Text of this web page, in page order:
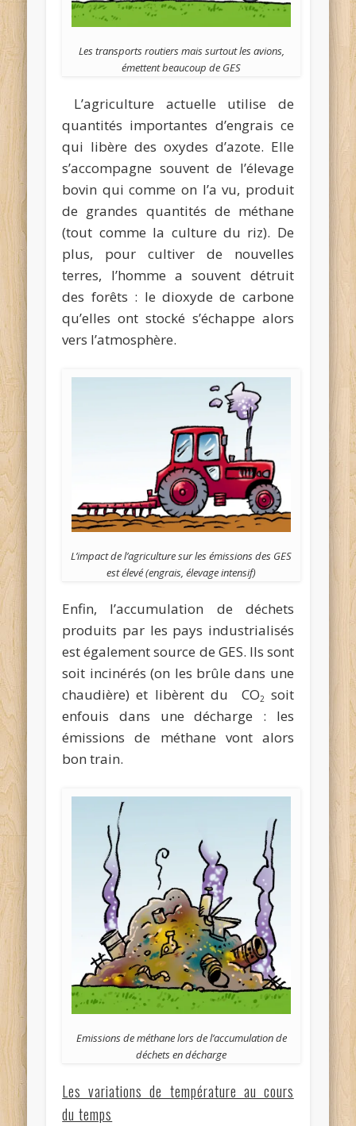
Les transports routiers mais surtout les avions,
émettent beaucoup de GES
L’agriculture actuelle utilise de
quantités importantes d’engrais ce
qui libère des oxydes d’azote. Elle
s’accompagne souvent de l’élevage
bovin qui comme on l’a vu, produit
de grandes quantités de méthane
(tout comme la culture du riz). De
plus, pour cultiver de nouvelles
terres, l’homme a souvent détruit
des forêts : le dioxyde de carbone
qu’elles ont stocké s’échappe alors
vers l’atmosphère.
L’impact de l’agriculture sur les émissions des GES
est élevé (engrais, élevage intensif)
Enfin, l’accumulation de déchets
produits par les pays industrialisés
est également source de GES. Ils sont
soit incinérés (on les brûle dans une
chaudière) et libèrent du CO2
soit
enfouis dans une décharge : les
émissions de méthane vont alors
bon train.
Emissions de méthane lors de l’accumulation de
déchets en décharge
Les variations de température au cours
du temps